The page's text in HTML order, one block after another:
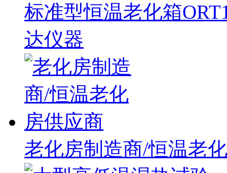
标准型恒温老化箱
达仪器
老化房制造商/恒温老